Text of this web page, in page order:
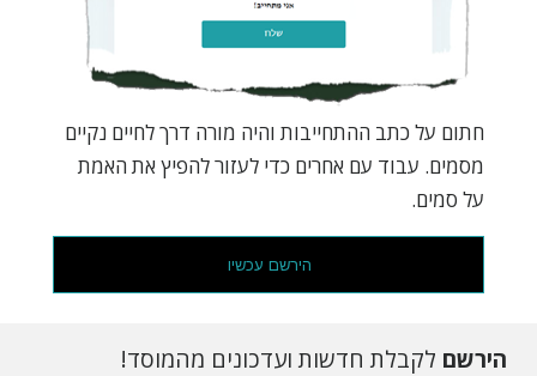
חתום על כתב ההתחייבות והיה מורה דרך לחיים נקיים
מסמים. עבוד עם אחרים כדי לעזור להפיץ את האמת
על סמים.
הירשם עכשיו
הירשם לקבלת חדשות ועדכונים מהמוסד!